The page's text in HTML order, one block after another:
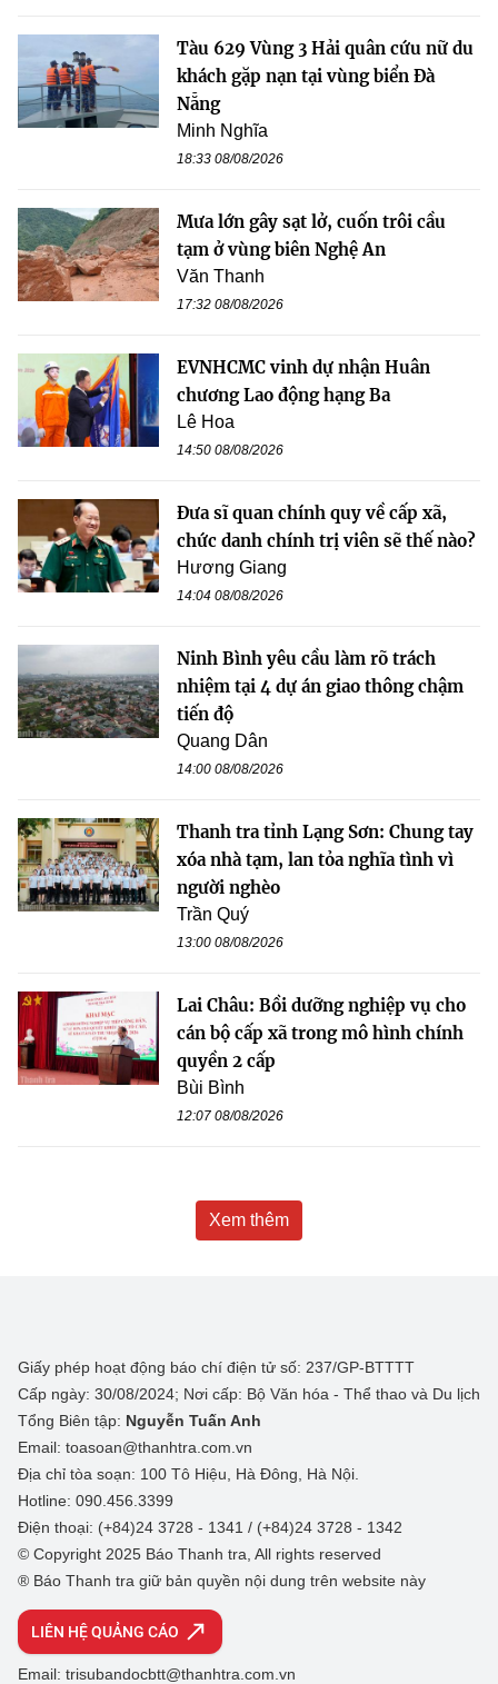
Tàu 629 Vùng 3 Hải quân cứu nữ du
khách gặp nạn tại vùng biển Đà
Nẵng
Minh Nghĩa
18:33 08/08/2026
Mưa lớn gây sạt lở, cuốn trôi cầu
tạm ở vùng biên Nghệ An
Văn Thanh
17:32 08/08/2026
EVNHCMC vinh dự nhận Huân
chương Lao động hạng Ba
Lê Hoa
14:50 08/08/2026
Đưa sĩ quan chính quy về cấp xã,
chức danh chính trị viên sẽ thế nào?
Hương Giang
14:04 08/08/2026
Ninh Bình yêu cầu làm rõ trách
nhiệm tại 4 dự án giao thông chậm
tiến độ
Quang Dân
14:00 08/08/2026
Thanh tra tỉnh Lạng Sơn: Chung tay
xóa nhà tạm, lan tỏa nghĩa tình vì
người nghèo
Trần Quý
13:00 08/08/2026
Lai Châu: Bồi dưỡng nghiệp vụ cho
cán bộ cấp xã trong mô hình chính
quyền 2 cấp
Bùi Bình
12:07 08/08/2026
Xem thêm
Giấy phép hoạt động báo chí điện tử số: 237/GP-BTTTT
Cấp ngày: 30/08/2024; Nơi cấp: Bộ Văn hóa - Thể thao và Du lịch
Tổng Biên tập: Nguyễn Tuấn Anh
Email: toasoan@thanhtra.com.vn
Địa chỉ tòa soạn: 100 Tô Hiệu, Hà Đông, Hà Nội.
Hotline: 090.456.3399
Điện thoại: (+84)24 3728 - 1341 / (+84)24 3728 - 1342
© Copyright 2025 Báo Thanh tra, All rights reserved
® Báo Thanh tra giữ bản quyền nội dung trên website này
LIÊN HỆ QUẢNG CÁO
Email: trisubandocbtt@thanhtra.com.vn